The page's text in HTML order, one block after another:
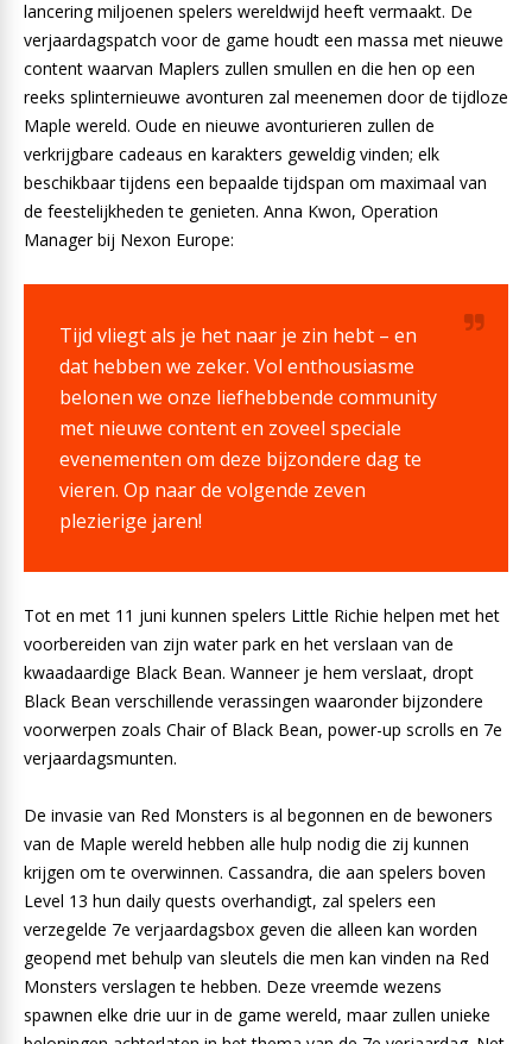
lancering miljoenen spelers wereldwijd heeft vermaakt. De
verjaardagspatch voor de game houdt een massa met nieuwe
content waarvan Maplers zullen smullen en die hen op een
reeks splinternieuwe avonturen zal meenemen door de tijdloze
Maple wereld. Oude en nieuwe avonturieren zullen de
verkrijgbare cadeaus en karakters geweldig vinden; elk
beschikbaar tijdens een bepaalde tijdspan om maximaal van
de feestelijkheden te genieten. Anna Kwon, Operation
Manager bij Nexon Europe:
Tijd vliegt als je het naar je zin hebt – en
dat hebben we zeker. Vol enthousiasme
belonen we onze liefhebbende community
met nieuwe content en zoveel speciale
evenementen om deze bijzondere dag te
vieren. Op naar de volgende zeven
plezierige jaren!
Tot en met 11 juni kunnen spelers Little Richie helpen met het
voorbereiden van zijn water park en het verslaan van de
kwaadaardige Black Bean. Wanneer je hem verslaat, dropt
Black Bean verschillende verassingen waaronder bijzondere
voorwerpen zoals Chair of Black Bean, power-up scrolls en 7e
verjaardagsmunten.
De invasie van Red Monsters is al begonnen en de bewoners
van de Maple wereld hebben alle hulp nodig die zij kunnen
krijgen om te overwinnen. Cassandra, die aan spelers boven
Level 13 hun daily quests overhandigt, zal spelers een
verzegelde 7e verjaardagsbox geven die alleen kan worden
geopend met behulp van sleutels die men kan vinden na Red
Monsters verslagen te hebben. Deze vreemde wezens
spawnen elke drie uur in de game wereld, maar zullen unieke